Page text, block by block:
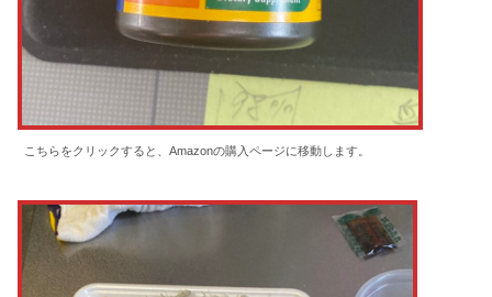
こちらをクリックすると、Amazonの購入ページに移動します。